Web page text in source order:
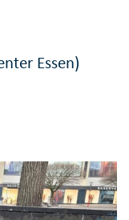
Essen)